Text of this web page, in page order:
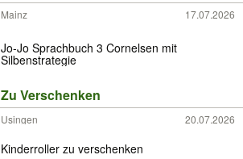
Mainz 17.07.2026
Jo-Jo Sprachbuch 3 Cornelsen mit
Silbenstrategie
Zu Verschenken
Usingen 20.07.2026
Kinderroller zu verschenken